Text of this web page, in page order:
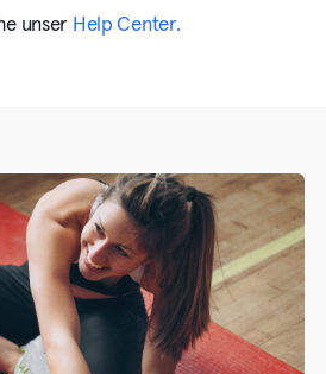
unser Help Center.